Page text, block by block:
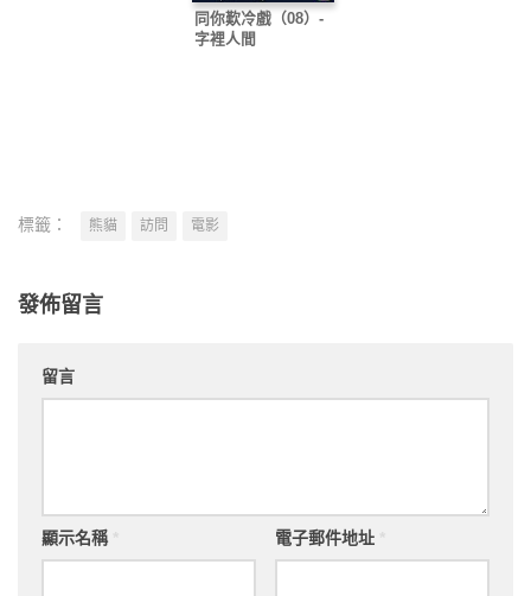
同你歎冷戲（08）-
字裡人間
標籤： 熊貓 訪問 電影
發佈留言
留言
顯示名稱 電子郵件地址